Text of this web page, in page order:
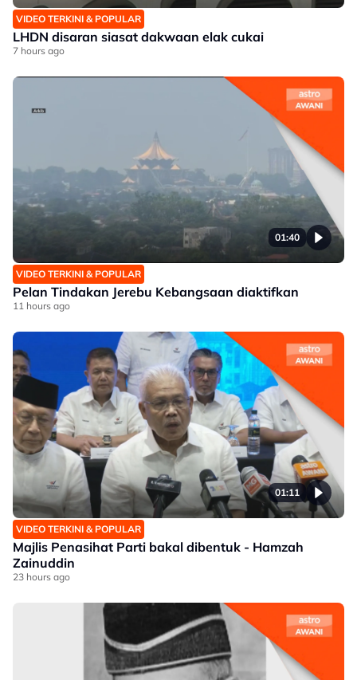
VIDEO TERKINI & POPULAR
LHDN disaran siasat dakwaan elak cukai
7 hours ago
01:40
VIDEO TERKINI & POPULAR
Pelan Tindakan Jerebu Kebangsaan diaktifkan
11 hours ago
01:11
VIDEO TERKINI & POPULAR
Majlis Penasihat Parti bakal dibentuk - Hamzah
Zainuddin
23 hours ago